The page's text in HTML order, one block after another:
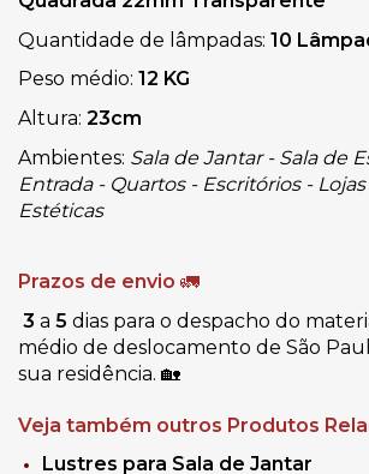
Quantidade de lâmpadas: 10
Peso médio: 12 KG
Altura: 23cm
Ambientes: Sala de Jantar - Sala de
Entrada - Quartos - Escritórios -
Estéticas
Prazos de envio 🚛
3 a 5 dias para o despacho do
médio de deslocamento de São
sua residência. 🏡
Veja também outros Produtos
Lustres para Sala de Jantar